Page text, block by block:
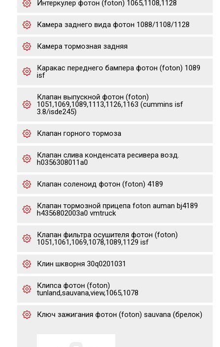
Интеркулер фотон (foton) 1065,1108,1128
Камера заднего вида фотон 1088/1108/1128
Камера тормозная задняя
Каракас переднего бампера фотон (foton) 1089
isf
Клапан выпускной фотон (foton)
1051,1069,1089,1113,1126,1163 (cummins isf
3.8/isde245)
Клапан горного тормоза
Клапан слива конденсата ресивера возд.
h0356308011a0
Клапан соленоид фотон (foton) 4189
Клапан тормозной прицепа foton auman bj4189
h4356802003a0 vmtruck
Клапан фильтра осушителя фотон (foton)
1051,1061,1069,1078,1089,1129 isf
Клин шкворня 30q0201031
Клипса фотон (foton)
tunland,sauvana,view,1065,1078
Ключ зажигания фотон (foton) sauvana (брелок)